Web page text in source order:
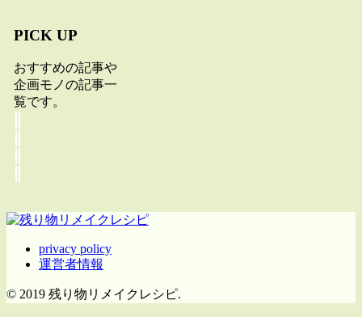
PICK UP
おすすめの記事や
企画モノの記事一
覧です。
privacy policy
運営者情報
© 2019 残り物リメイクレシピ.